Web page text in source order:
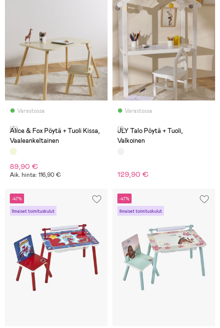
Varastossa
(5)
Alice & Fox Pöytä + Tuoli Kissa,
Vaaleankeltainen
89,90 €
Aik. hinta: 116,90 €
Varastossa
(1)
JLY Talo Pöytä + Tuoli,
Valkoinen
129,90 €
-47%
Ilmaiset toimituskulut
-47%
Ilmaiset toimituskulut